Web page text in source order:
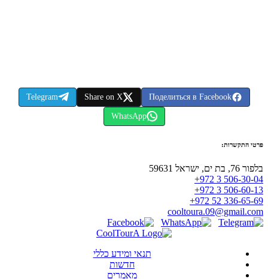
Поделиться в Facebook
Share on X
Telegram
WhatsApp
פרטי התקשרות:
בלפור 76, בת ים, ישראל 59631
+972 3 506-30-04
+972 3 506-60-13
+972 52 336-65-69
cooltoura.09@gmail.com
תנאי ומידע כללי
חדשות
מאמרים